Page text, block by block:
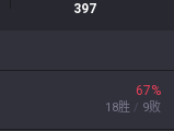
397
67%
18胜 / 9败